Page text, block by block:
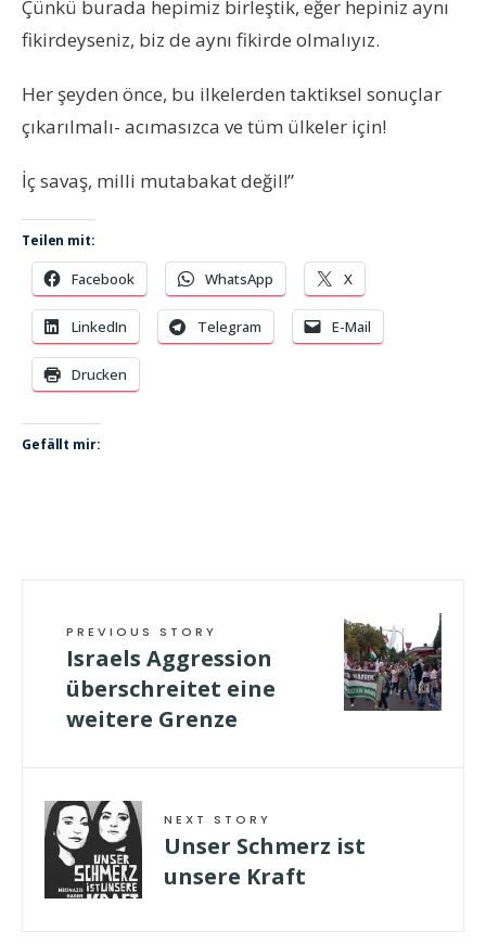
Çünkü burada hepimiz birleştik, eğer hepiniz aynı
fikirdeyseniz, biz de aynı fikirde olmalıyız.
Her şeyden önce, bu ilkelerden taktiksel sonuçlar
çıkarılmalı- acımasızca ve tüm ülkeler için!
İç savaş, milli mutabakat değil!”
Teilen mit:
Facebook WhatsApp X
LinkedIn Telegram E-Mail
Drucken
Gefällt mir:
PREVIOUS STORY
Israels Aggression
überschreitet eine
weitere Grenze
NEXT STORY
Unser Schmerz ist
unsere Kraft